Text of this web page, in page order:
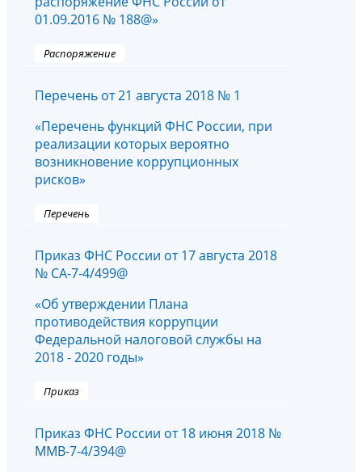
01.09.2016 № 188@»
Распоряжение
Перечень от 21 августа 2018 № 1
«Перечень функций ФНС России, при
реализации которых вероятно
возникновение коррупционных
рисков»
Перечень
Приказ ФНС России от 17 августа 2018
№ СА-7-4/499@
«Об утверждении Плана
противодействия коррупции
Федеральной налоговой службы на
2018 - 2020 годы»
Приказ
Приказ ФНС России от 18 июня 2018 №
ММВ-7-4/394@